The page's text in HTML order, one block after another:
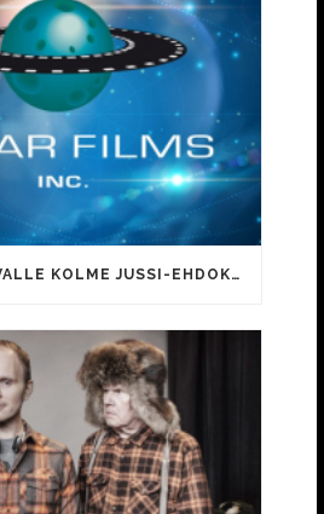
KÄTILÖ-ELOKUVALLE KOLME JUSSI-EHDOKKUUTTA